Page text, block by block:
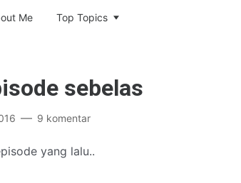
Me Top Topics
sebelas
9 komentar
yang lalu..